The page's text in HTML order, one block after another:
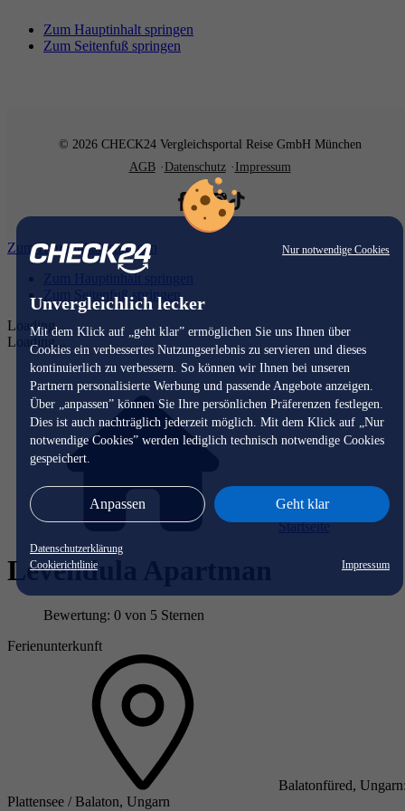
Nur notwendige Cookies
Unvergleichlich lecker
Mit dem Klick auf „geht klar” ermöglichen Sie uns Ihnen über
Cookies ein verbessertes Nutzungserlebnis zu servieren und dieses
kontinuierlich zu verbessern. So können wir Ihnen bei unseren
Partnern personalisierte Werbung und passende Angebote anzeigen.
Über „anpassen” können Sie Ihre persönlichen Präferenzen festlegen.
Dies ist auch nachträglich jederzeit möglich. Mit dem Klick auf „Nur
notwendige Cookies” werden lediglich technisch notwendige Cookies
gespeichert.
Anpassen Geht klar
Datenschutzerklärung
Cookierichtlinie
Impressum
Zum Hauptinhalt springen
Zum Seitenfuß springen
© 2026 CHECK24 Vergleichsportal Reise GmbH München
AGB
Datenschutz Impressum
Zum Hauptinhalt springen
Zum Hauptinhalt springen
Zum Seitenfuß springen
Loading...
Loading...
Startseite
Levendula Apartman
Bewertung: 0 von 5 Sternen
Ferienunterkunft
Balatonfüred,
Plattensee / Balaton, Ungarn